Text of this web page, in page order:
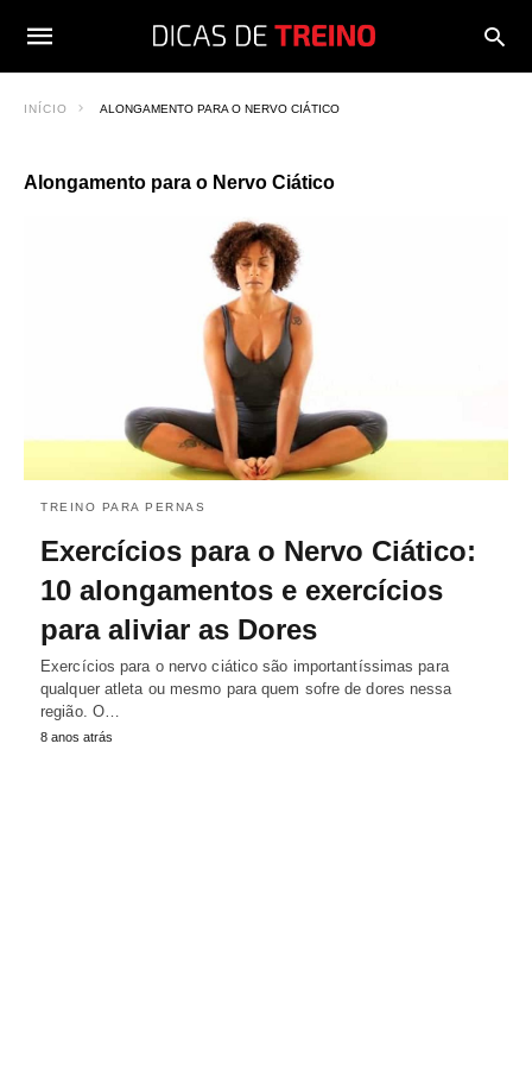
INÍCIO ALONGAMENTO PARA O NERVO CIÁTICO
Alongamento para o Nervo Ciático
TREINO PARA PERNAS
Exercícios para o Nervo Ciático:
10 alongamentos e exercícios
para aliviar as Dores
Exercícios para o nervo ciático são importantíssimas para
qualquer atleta ou mesmo para quem sofre de dores nessa
região. O…
8 anos atrás